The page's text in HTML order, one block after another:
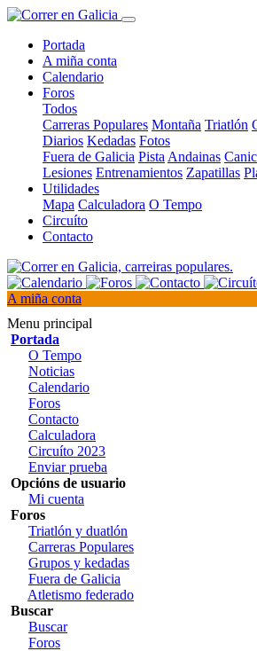
Portada
A miña conta
Calendario
Foros
Todos
Carreras Populares Montaña Triatlón
Diarios Kedadas Fotos
Fuera de Galicia Pista Andainas
Lesiones Entrenamientos Zapatillas
Utilidades
Mapa Calculadora O Tempo
Circuíto
Contacto
A miña conta
Menu principal
Portada
O Tempo
Noticias
Calendario
Foros
Contacto
Calculadora
Circuíto 2023
Enviar prueba
Opcións de usuario
Mi cuenta
Foros
Triatlón y duatlón
Carreras Populares
Grupos y kedadas
Fuera de Galicia
Atletismo federado
Buscar
Buscar
Foros